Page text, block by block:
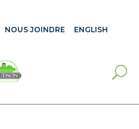
NOUS JOINDRE ENGLISH